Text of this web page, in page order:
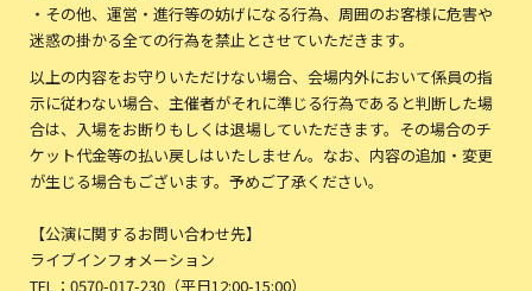
・その他、運営・進行等の妨げになる行為、周囲のお客様に危害や
迷惑の掛かる全ての行為を禁止とさせていただきます。
以上の内容をお守りいただけない場合、会場内外において係員の指
示に従わない場合、主催者がそれに準じる行為であると判断した場
合は、入場をお断りもしくは退場していただきます。その場合のチ
ケット代金等の払い戻しはいたしません。なお、内容の追加・変更
が生じる場合もございます。予めご了承ください。
【公演に関するお問い合わせ先】
ライブインフォメーション
TEL：0570-017-230（平日12:00-15:00）